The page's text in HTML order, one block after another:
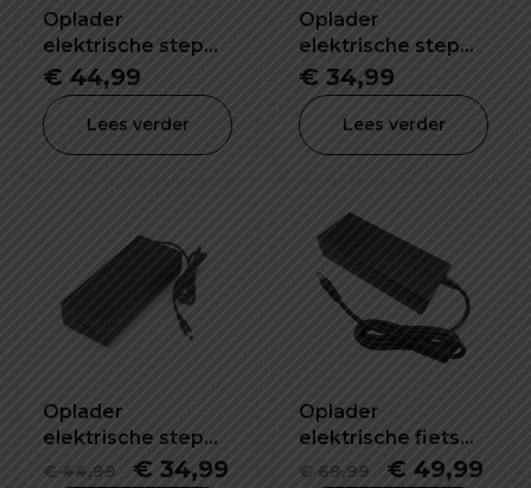
Oplader
elektrische step
RS5 67.2V 2.0A
€ 44,99
Lees verder
Oplader
elektrische step
J01 Pro 54.6V 2A
€ 34,99
Lees verder
Oplader
elektrische step
G2 PRO 54.6V 2.0A
€44,99
Oorspronkelijke
€ 34,99 Huidige
Oplader
elektrische fiets
T01 54.6V 2.0A
€69,99 € 49,99